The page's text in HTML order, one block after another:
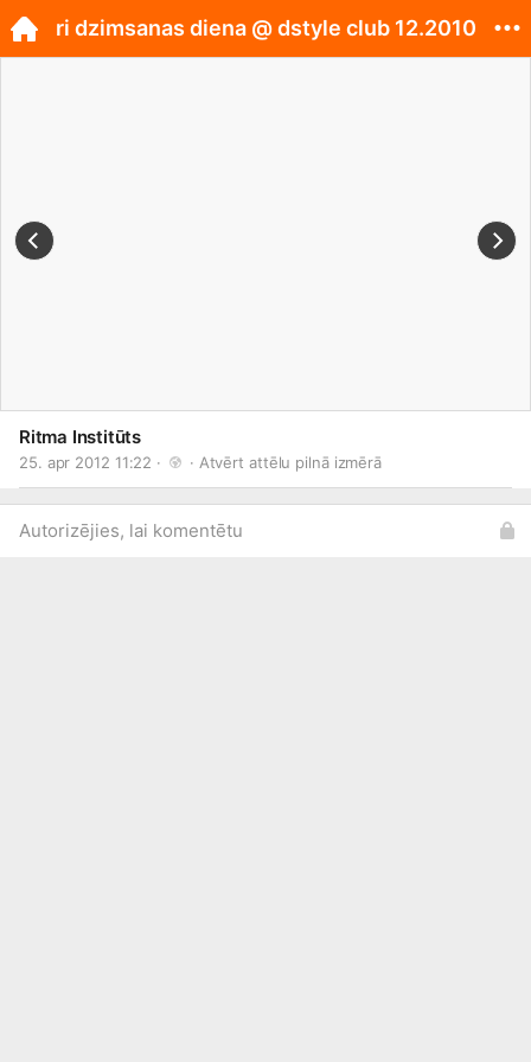
Ritma Institūts
25. apr 2012 11:22 · · Atvērt attēlu pilnā izmērā
Autorizējies, lai komentētu
ri dzimsanas diena @ dstyle club 12.2010